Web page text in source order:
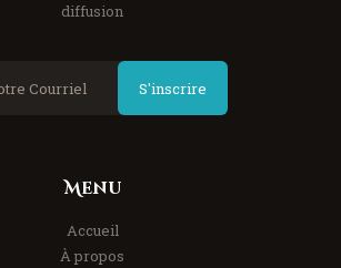
diffusion
S'inscrire
Menu
Accueil
À propos